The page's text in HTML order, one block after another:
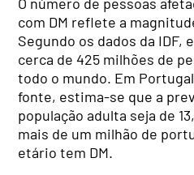
com DM reflete a
Segundo os dados da IDF,
cerca de 425 milhões de
todo o mundo. Em
fonte, estima-se que a
população adulta seja de
mais de um milhão de
etário tem DM.